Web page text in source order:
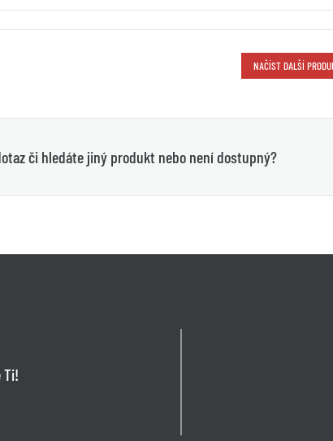
NAČÍST DALŠÍ
či hledáte jiný produkt nebo není dostupný?
Ti!